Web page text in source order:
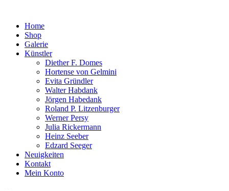
Home
Shop
Galerie
Künstler
Diether F. Domes
Hortense von Gelmini
Evita Gründler
Walter Habdank
Jörgen Habedank
Roland P. Litzenburger
Werner Persy
Julia Rickermann
Heinz Seeber
Edzard Seeger
Neuigkeiten
Kontakt
Mein Konto